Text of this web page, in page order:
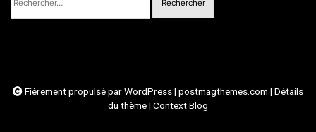
Fièrement propulsé par WordPress| postmagthemes.com | Détails
du thème| Context Blog